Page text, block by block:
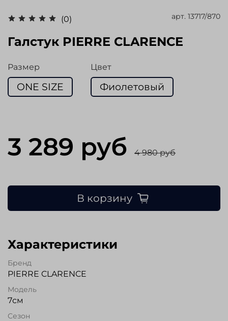
(0) арт. 13717/870
Галстук PIERRE CLARENCE
Размер
ONE SIZE
Цвет
Фиолетовый
3 289 руб 4 980 руб
В корзину
Характеристики
Бренд
PIERRE CLARENCE
Модель
7см
Сезон